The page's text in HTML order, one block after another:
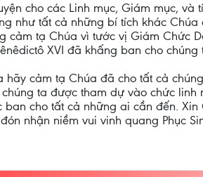
cho các Linh mục, Giám mục,
như tất cả những bí tích khác
tạ Chúa vì tước vị Giám Chức
XVI đã khấng ban cho chúng
cảm tạ Chúa đã cho tất cả
ta được tham dự vào chức
cho tất cả những ai cần đến.
nhận niềm vui vinh quang Phục